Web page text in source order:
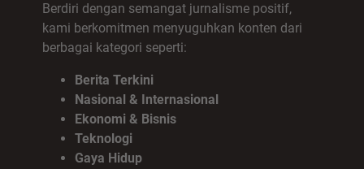
Berdiri dengan semangat jurnalisme positif,
kami berkomitmen menyuguhkan konten dari
berbagai kategori seperti:
Berita Terkini
Nasional & Internasional
Ekonomi & Bisnis
Teknologi
Gaya Hidup